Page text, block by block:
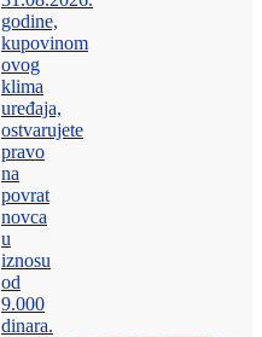
godine,
kupovinom
ovog
klima
uređaja,
ostvarujete
pravo
na
povrat
novca
u
iznosu
od
9.000
dinara.